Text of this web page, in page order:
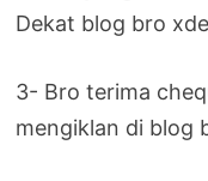
Dekat blog bro
3- Bro terima
mengiklan di blog